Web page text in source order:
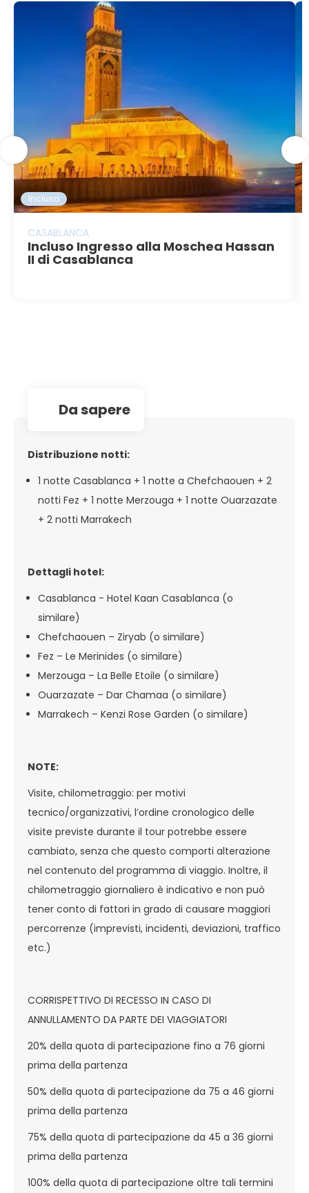
Incluso
CASABLANCA
Incluso Ingresso alla Moschea Hassan
II di Casablanca
da sapere
Distribuzione notti:
1 notte Casablanca + 1 notte a Chefchaouen + 2
notti Fez + 1 notte Merzouga + 1 notte Ouarzazate
+ 2 notti Marrakech
Dettagli hotel:
Casablanca - Hotel Kaan Casablanca (o
similare)
Chefchaouen – Ziryab (o similare)
Fez – Le Merinides (o similare)
Merzouga – La Belle Etoile (o similare)
Ouarzazate – Dar Chamaa (o similare)
Marrakech – Kenzi Rose Garden (o similare)
NOTE:
Visite, chilometraggio: per motivi
tecnico/organizzativi, l’ordine cronologico delle
visite previste durante il tour potrebbe essere
cambiato, senza che questo comporti alterazione
nel contenuto del programma di viaggio. Inoltre, il
chilometraggio giornaliero è indicativo e non può
tener conto di fattori in grado di causare maggiori
percorrenze (imprevisti, incidenti, deviazioni, traffico
etc.)
CORRISPETTIVO DI RECESSO IN CASO DI
ANNULLAMENTO DA PARTE DEI VIAGGIATORI
20% della quota di partecipazione fino a 76 giorni
prima della partenza
50% della quota di partecipazione da 75 a 46 giorni
prima della partenza
75% della quota di partecipazione da 45 a 36 giorni
prima della partenza
100% della quota di partecipazione oltre tali termini